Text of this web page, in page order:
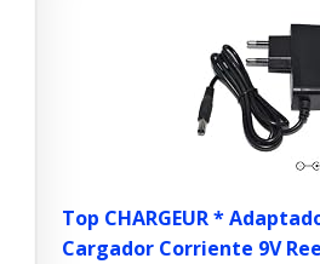
Top CHARGEUR *
Cargador Corriente 9V